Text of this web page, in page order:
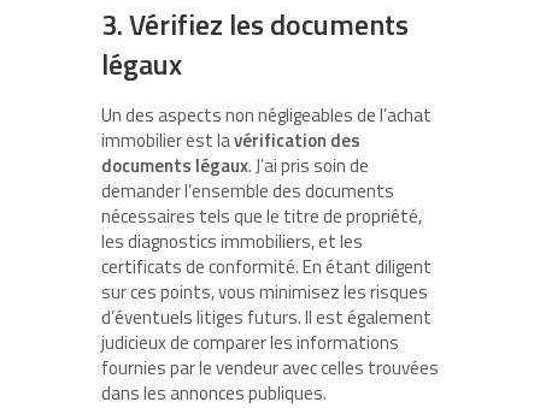
3. Vérifiez les documents
légaux
Un des aspects non négligeables de l’achat
immobilier est lavérification des
documents légaux. J’ai pris soin de
demander l’ensemble des documents
nécessaires tels que le titre de propriété,
les diagnostics immobiliers, et les
certificats de conformité. En étant diligent
sur ces points, vous minimisez les risques
d’éventuels litiges futurs. Il est également
judicieux de comparer les informations
fournies par le vendeur avec celles trouvées
dans les annonces publiques.